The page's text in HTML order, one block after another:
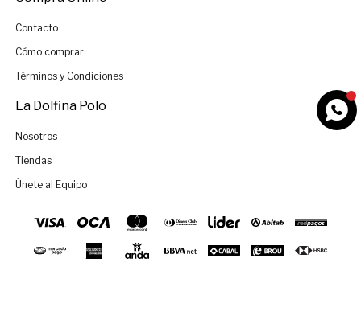
Contacto
Cómo comprar
Términos y Condiciones
La Dolfina Polo
Nosotros
Tiendas
Únete al Equipo